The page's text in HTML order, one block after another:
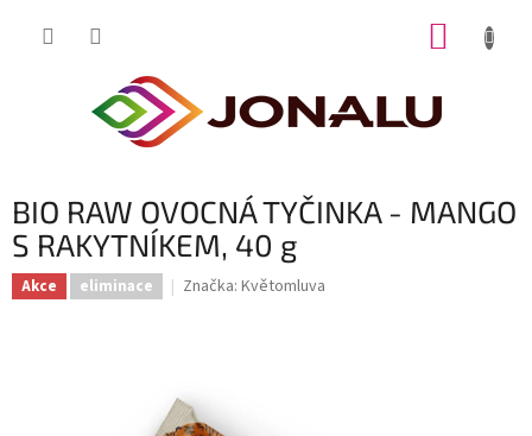
BIO RAW OVOCNÁ TYČINKA - MANGO
S RAKYTNÍKEM, 40 g
Akce eliminace Značka: Květomluva